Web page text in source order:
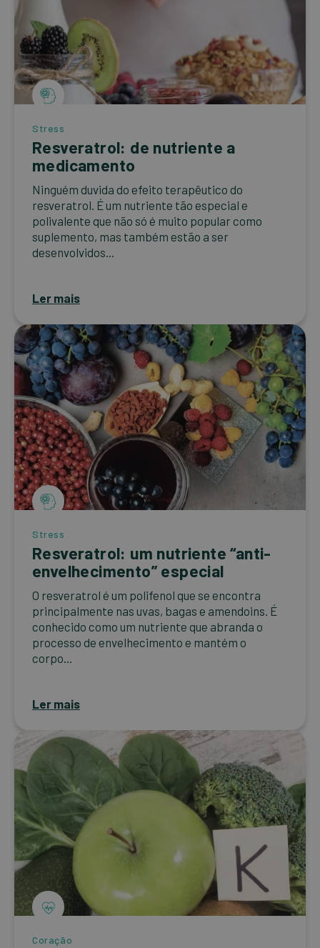
Stress
Resveratrol: de nutriente a
medicamento
Ninguém duvida do efeito terapêutico do
resveratrol. É um nutriente tão especial e
polivalente que não só é muito popular como
suplemento, mas também estão a ser
desenvolvidos...
Ler mais
Stress
Resveratrol: um nutriente “anti-
envelhecimento” especial
O resveratrol é um polifenol que se encontra
principalmente nas uvas, bagas e amendoins. É
conhecido como um nutriente que abranda o
processo de envelhecimento e mantém o
corpo...
Ler mais
Coração